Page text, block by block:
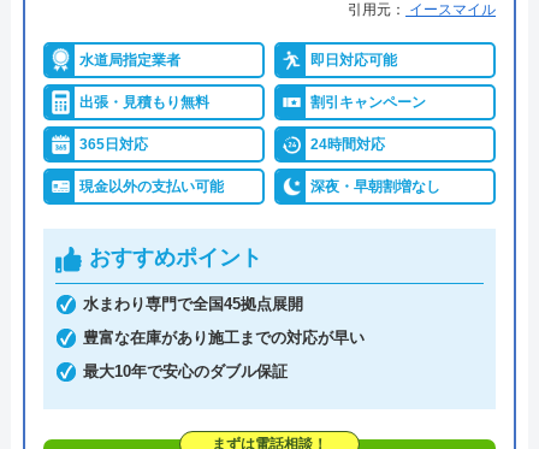
引用元： イースマイル
水道局指定業者 即日対応可能
出張・見積もり無料 割引キャンペーン
365日対応 24時間対応
現金以外の支払い可能 深夜・早朝割増なし
おすすめポイント
水まわり専門で全国45拠点展開
豊富な在庫があり施工までの対応が早い
最大10年で安心のダブル保証
まずは電話相談！